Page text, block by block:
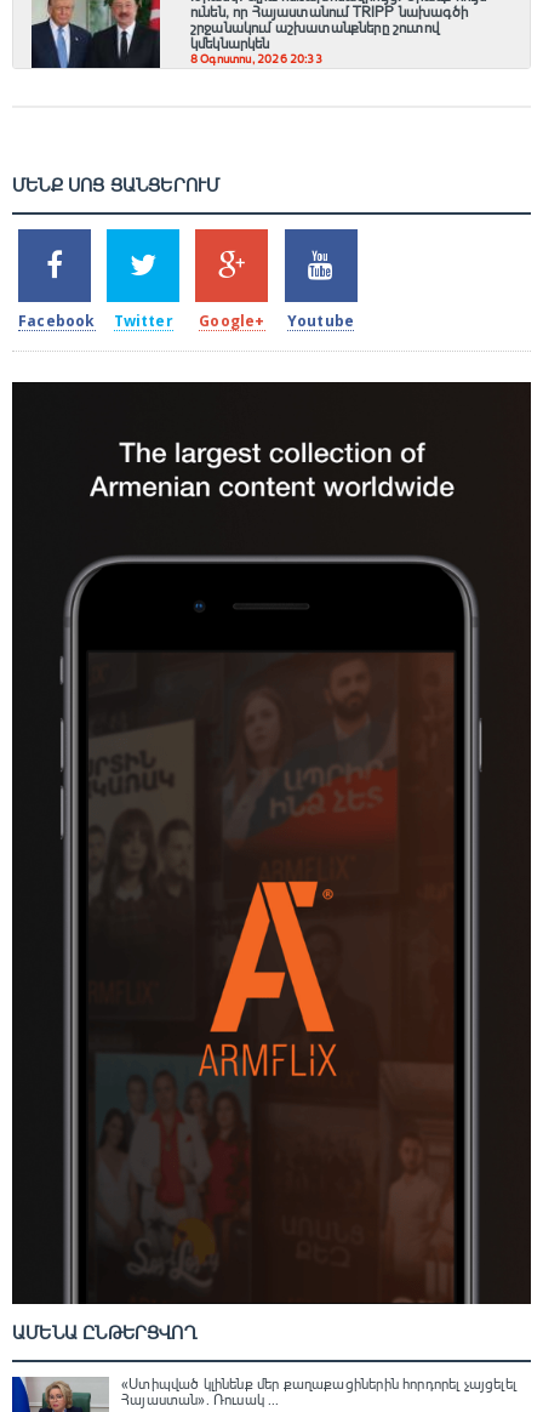
ունեն, որ Հայաստանում TRIPP նախագծի
շրջանակում աշխատանքները շուտով
կմեկնարկեն
8 Օգոստոս, 2026 20:33
ՄԵՆՔ ՍՈՑ ՑԱՆՑԵՐՈՒՄ
2k
SHARES
Facebook
1.5k
TWEETS
Twitter
203
SHARES
Google+
620
SHARES
Youtube
ԱՄԵՆԱ ԸՆԹԵՐՑՎՈՂ
«Ստիպված կլինենք մեր քաղաքացիներին հորդորել չայցելել
Հայաստան»․ Ռուսակ ...